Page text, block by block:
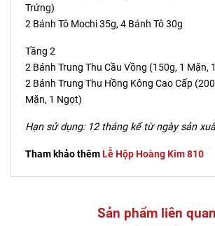
Trứng)
2 Bánh Tô Mochi 35g, 4 Bánh Tô 30g
Tầng 2
2 Bánh Trung Thu Cầu Vồng (150g, 1 Mặn,
2 Bánh Trung Thu Hồng Kông Cao Cấp
Mặn, 1 Ngọt)
Hạn sử dụng: 12 tháng kể từ ngày sản
Tham khảo thêmLễ Hộp Hoàng Kim 810
Sản phẩm liên quan